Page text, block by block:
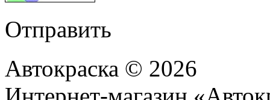
Отправить
Автокраска © 2026